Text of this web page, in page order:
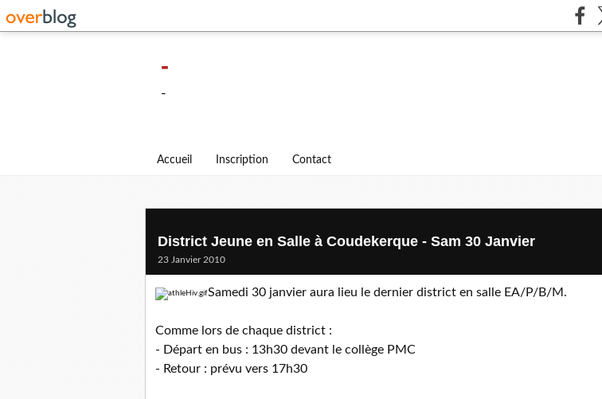
-
-
Accueil Inscription Contact
District Jeune en Salle à Coudekerque - Sam 30 Janvier
23 Janvier 2010
Samedi 30 janvier aura lieu le dernier district en salle EA/P/B/M.
Comme lors de chaque district :
- Départ en bus : 13h30 devant le collège PMC
- Retour : prévu vers 17h30